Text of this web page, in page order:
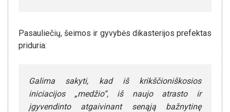
Pasauliečių, šeimos ir gyvybės dikasterijos prefektas
priduria:
Galima sakyti, kad iš krikščioniškosios
iniciacijos „medžio“, iš naujo atrasto ir
įgyvendinto atgaivinant senąją bažnytinę